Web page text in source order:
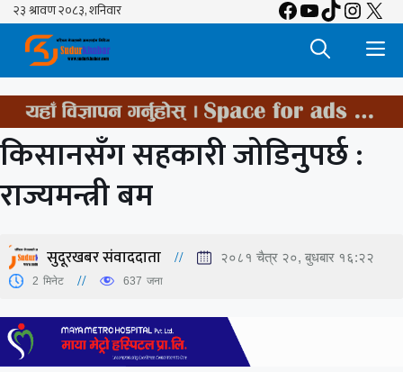
Skip
content
Facebook
YouTube
TikTok
X
किसानसँग सहकारी जोडिनुपर्छ :
राज्यमन्त्री बम
सुदूरखबर संवाददाता २०८१ चैत्र २०, बुधबार १६:२२
2 मिनेट 637 जना